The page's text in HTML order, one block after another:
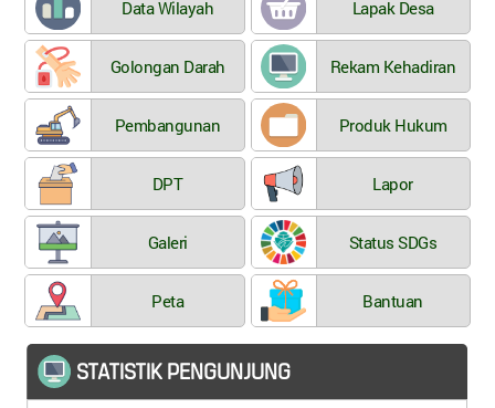
Data Wilayah Lapak Desa
Golongan Darah Rekam Kehadiran
Pembangunan Produk Hukum
DPT Lapor
Galeri Status SDGs
Peta Bantuan
STATISTIK PENGUNJUNG